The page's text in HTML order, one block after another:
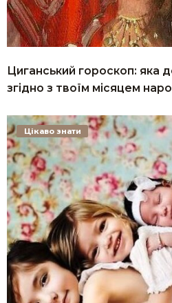
Циганський гороскоп: яка
згідно з твоїм місяцем
Цікаво знати